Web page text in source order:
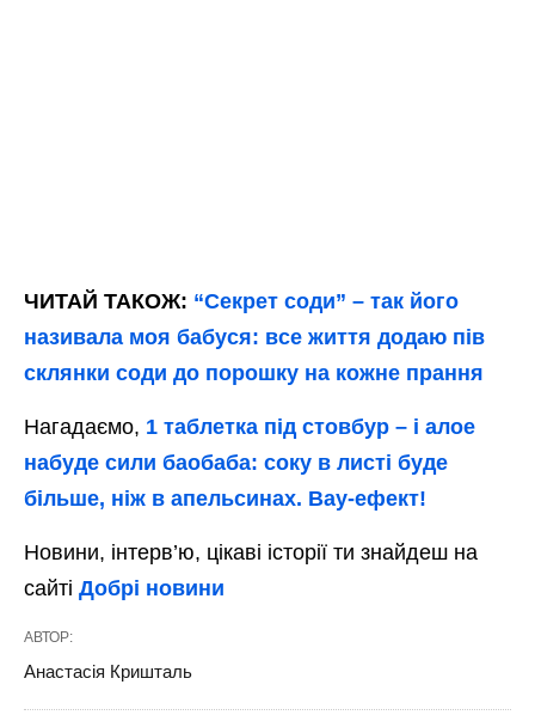
ЧИТАЙ ТАКОЖ: “Секрет соди” – так його
називала моя бабуся: все життя додаю пів
склянки соди до порошку на кожне прання
Нагадаємо, 1 таблетка під стовбур – і алое
набуде сили баобаба: соку в листі буде
більше, ніж в апельсинах. Вау-ефект!
Новини, інтерв’ю, цікаві історії ти знайдеш на
сайті Добрі новини
АВТОР:
Анастасія Кришталь